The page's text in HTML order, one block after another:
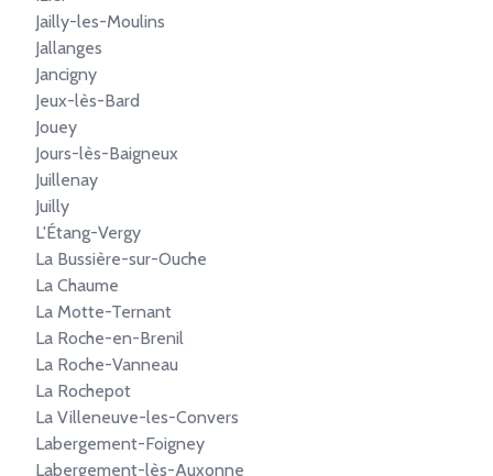
Jailly-les-Moulins
Jallanges
Jancigny
Jeux-lès-Bard
Jouey
Jours-lès-Baigneux
Juillenay
Juilly
L'Étang-Vergy
La Bussière-sur-Ouche
La Chaume
La Motte-Ternant
La Roche-en-Brenil
La Roche-Vanneau
La Rochepot
La Villeneuve-les-Convers
Labergement-Foigney
Labergement-lès-Auxonne